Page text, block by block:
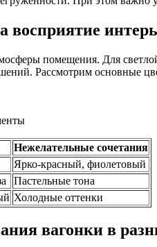
помещения. Для
Рассмотрим основные
Нежелательные сочетания
Ярко-красный, фиолетовый
Пастельные тона
Холодные оттенки
вагонки в